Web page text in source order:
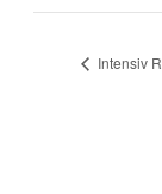
Intensiv